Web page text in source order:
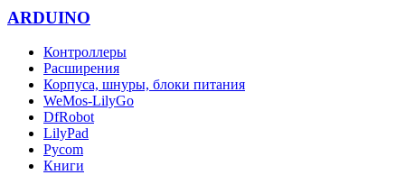
ARDUINO
Контроллеры
Расширения
Корпуса, шнуры, блоки питания
WeMos-LilyGo
DfRobot
LilyPad
Pycom
Книги